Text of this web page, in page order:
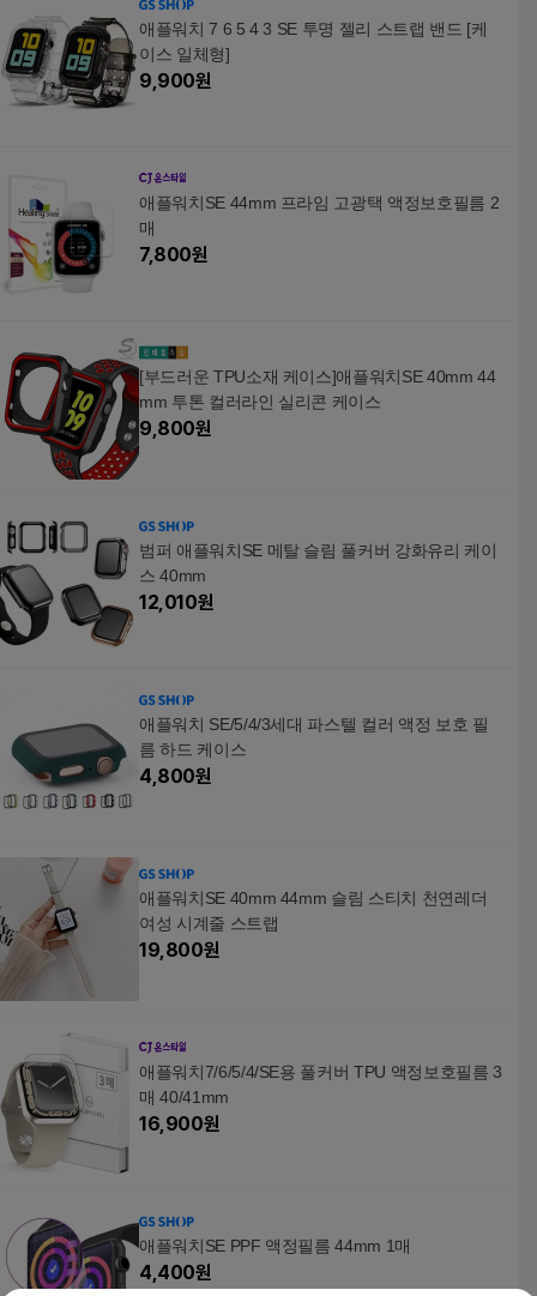
애플워치 7 6 5 4 3 SE 투명 젤리 스트랩 밴드 [케
이스 일체형]
9,900원
애플워치SE 44mm 프라임 고광택 액정보호필름 2
매
7,800원
[부드러운 TPU소재 케이스]애플워치SE 40mm 44
mm 투톤 컬러라인 실리콘 케이스
9,800원
범퍼 애플워치SE 메탈 슬림 풀커버 강화유리 케이
스 40mm
12,010원
애플워치 SE/5/4/3세대 파스텔 컬러 액정 보호 필
름 하드 케이스
4,800원
애플워치SE 40mm 44mm 슬림 스티치 천연레더
여성 시계줄 스트랩
19,800원
애플워치7/6/5/4/SE용 풀커버 TPU 액정보호필름 3
매 40/41mm
16,900원
애플워치SE PPF 액정필름 44mm 1매
4,400원